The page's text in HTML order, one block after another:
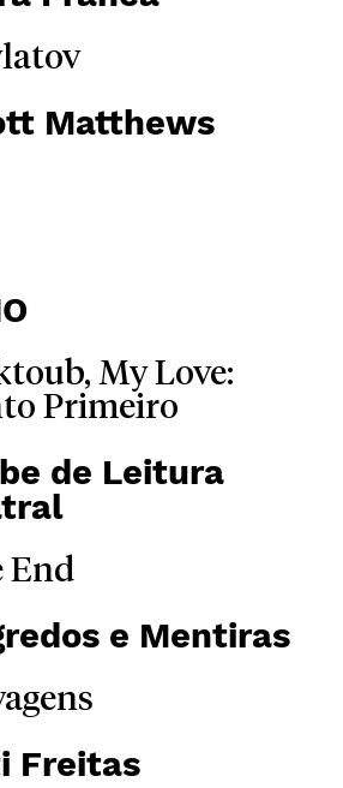
Matthews
My Love:
Primeiro
de Leitura
End
e Mentiras
Freitas